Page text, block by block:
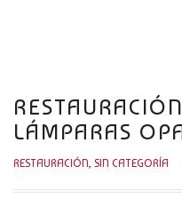
LÁMPARAS
RESTAURACIÓN, SIN CATEGORÍA